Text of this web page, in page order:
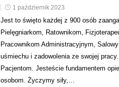
1 październik 2023
Jest to święto każdej z 900 osób
Pielęgniarkom, Ratownikom,
Pracownikom Administracyjnym,
uśmiechu i zadowolenia ze swojej
Pacjentom. Jesteście fundamentem
osobom. Życzymy siły,…